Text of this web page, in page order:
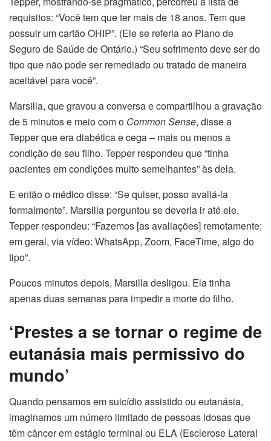
requisitos: “Você tem que ter mais de 18 anos. Tem que
possuir um cartão OHIP”. (Ele se referia ao Plano de
Seguro de Saúde de Ontário.) “Seu sofrimento deve ser do
tipo que não pode ser remediado ou tratado de maneira
aceitável para você”.
Marsilla, que gravou a conversa e compartilhou a gravação
de 5 minutos e meio com o Common Sense, disse a
Tepper que era diabética e cega – mais ou menos a
condição de seu filho. Tepper respondeu que “tinha
pacientes em condições muito semelhantes” às dela.
E então o médico disse: “Se quiser, posso avaliá-la
formalmente”. Marsilla perguntou se deveria ir até ele.
Tepper respondeu: “Fazemos [as avaliações] remotamente;
em geral, via vídeo: WhatsApp, Zoom, FaceTime, algo do
tipo”.
Poucos minutos depois, Marsilla desligou. Ela tinha
apenas duas semanas para impedir a morte do filho.
‘Prestes a se tornar o regime de
eutanásia mais permissivo do
mundo’
Quando pensamos em suicídio assistido ou eutanásia,
imaginamos um número limitado de pessoas idosas que
têm câncer em estágio terminal ou ELA (Esclerose Lateral